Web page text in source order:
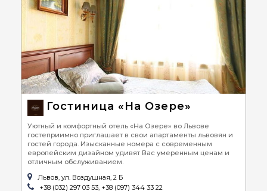
Гостиница «На Озере»
Уютный и комфортный отель «На Озере» во Львове
гостеприимно приглашает в свои апартаменты львовян и
гостей города. Изысканные номера с современным
европейским дизайном удивят Вас умеренным ценам и
отличным обслуживанием.
Львов, ул. Воздушная, 2 Б
+38 (032) 297 03 53, +38 (097) 344 33 22